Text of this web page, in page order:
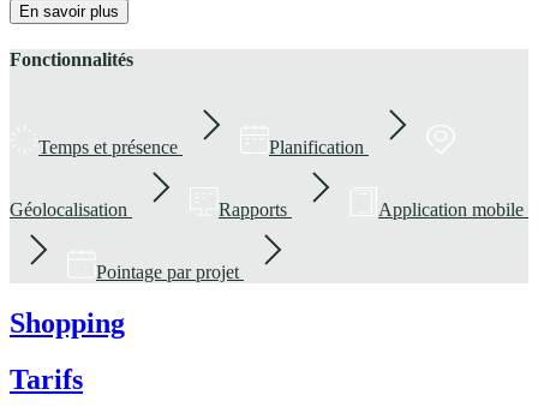
En savoir plus
Fonctionnalités
Temps et présence Planification
Géolocalisation Rapports Application mobile
Pointage par projet
Shopping
Tarifs